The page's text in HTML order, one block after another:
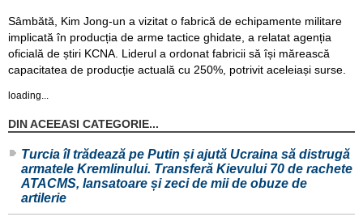
Sâmbătă, Kim Jong-un a vizitat o fabrică de echipamente militare
implicată în producția de arme tactice ghidate, a relatat agenția
oficială de știri KCNA. Liderul a ordonat fabricii să își mărească
capacitatea de producție actuală cu 250%, potrivit aceleiași surse.
loading...
DIN ACEEASI CATEGORIE...
Turcia îl trădează pe Putin și ajută Ucraina să distrugă
armatele Kremlinului. Transferă Kievului 70 de rachete
ATACMS, lansatoare și zeci de mii de obuze de
artilerie